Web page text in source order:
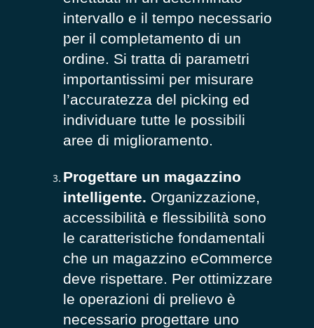
intervallo e il tempo necessario
per il completamento di un
ordine. Si tratta di parametri
importantissimi per misurare
l’accuratezza del picking ed
individuare tutte le possibili
aree di miglioramento.
Progettare un magazzino
intelligente. Organizzazione,
accessibilità e flessibilità sono
le caratteristiche fondamentali
che un magazzino eCommerce
deve rispettare. Per ottimizzare
le operazioni di prelievo è
necessario progettare uno